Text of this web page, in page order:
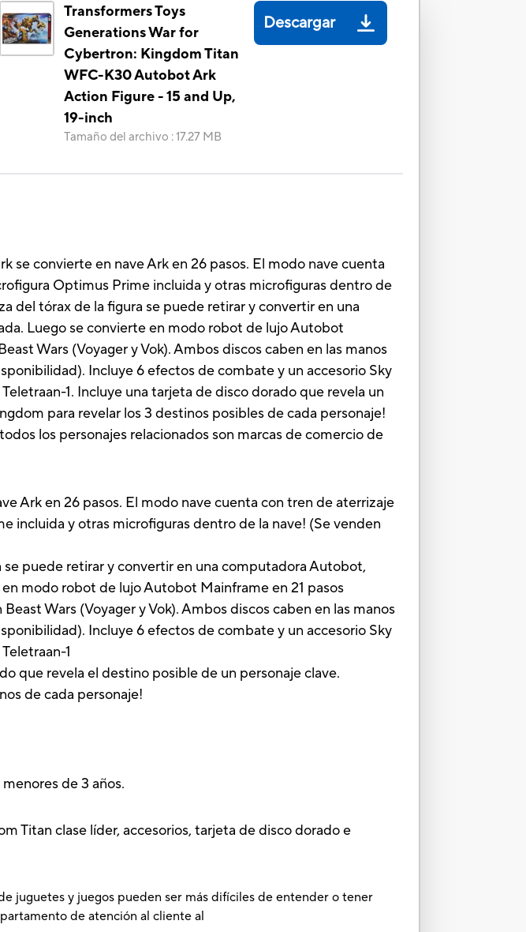
Transformers Toys
Generations War for
Cybertron: Kingdom Titan
WFC-K30 Autobot Ark
Action Figure - 15 and Up,
19-inch
Tamaño del archivo :17.27 MB
Descargar
se convierte en nave Ark en 26 pasos. El modo nave cuenta
Optimus Prime incluida y otras microfiguras dentro de
del tórax de la figura se puede retirar y convertir en una
Luego se convierte en modo robot de lujo Autobot
Wars (Voyager y Vok). Ambos discos caben en las manos
Incluye 6 efectos de combate y un accesorio Sky
1. Incluye una tarjeta de disco dorado que revela un
para revelar los 3 destinos posibles de cada personaje!
los personajes relacionados son marcas de comercio de
Ark en 26 pasos. El modo nave cuenta con tren de aterrizaje
incluida y otras microfiguras dentro de la nave! (Se venden
puede retirar y convertir en una computadora Autobot,
modo robot de lujo Autobot Mainframe en 21 pasos
Wars (Voyager y Vok). Ambos discos caben en las manos
Incluye 6 efectos de combate y un accesorio Sky
1
que revela el destino posible de un personaje clave.
de cada personaje!
de 3 años.
Titan clase líder, accesorios, tarjeta de disco dorado e
juguetes y juegos pueden ser más difíciles de entender o tener
de atención al cliente al